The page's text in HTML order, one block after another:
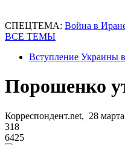
СПЕЦТЕМА: Война в
ВСЕ ТЕМЫ
Вступление Украины
Порошенко
Корреспондент.net, 28
318
6425